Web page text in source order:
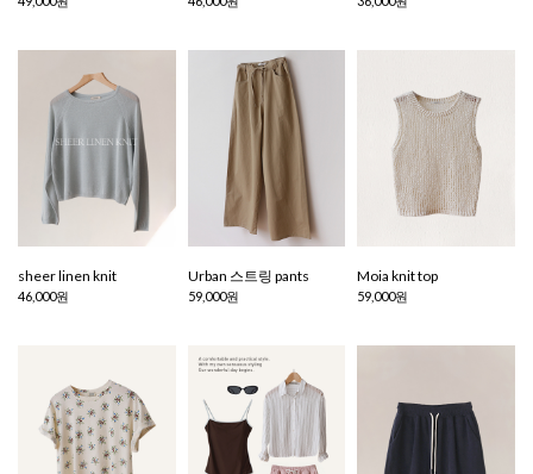
sheer linen knit
46,000원
Urban 스트링 pants
59,000원
Moia knit top
59,000원